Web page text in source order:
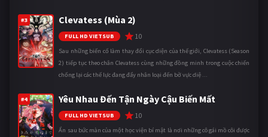
#3 Clevatess (Mùa 2)
FULL HD VIETSUB 10
Sau những biến cố làm thay đổi cục diện của thế giới, Clevatess (Season
2) tiếp tục theo chân Clevatess cùng những đồng minh trong cuộc chiến
chống lại các thế lực đang đẩy nhân loại đến bờ vực diệ ...
#4 Yêu Nhau Đến Tận Ngày Cậu Biến Mất
FULL HD VIETSUB 10
Ẩn sau bức màn của một học viện bí mật là nơi những cô gái mồ côi được